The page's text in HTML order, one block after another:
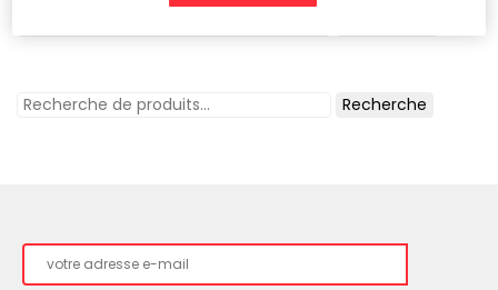
Recherche